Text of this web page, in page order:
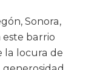
Sonora,
este barrio
la locura de